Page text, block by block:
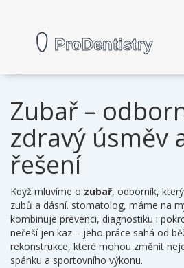
Zubař –
zdravý úsměv
řešení
Když mluvíme o zubař, odborník,
zubů a dásní. stomatolog, máme na
kombinuje prevenci, diagnostiku i
neřeší jen kaz – jeho práce sahá od
rekonstrukce, které mohou změnit
spánku a sportovního výkonu.